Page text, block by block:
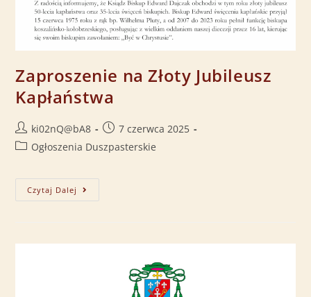
Zaproszenie na Złoty Jubileusz
Kapłaństwa
ki02nQ@bA8
7 czerwca 2025
Ogłoszenia Duszpasterskie
Czytaj Dalej